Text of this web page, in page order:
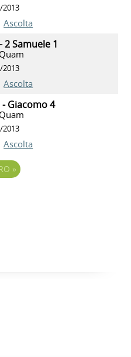
2013
Ascolta
2 Samuele 1
2013
Ascolta
Giacomo 4
2013
Ascolta
»